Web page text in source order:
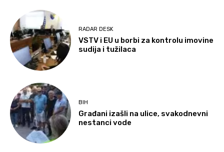
RADAR DESK
VSTV i EU u borbi za kontrolu imovine
sudija i tužilaca
BIH
Građani izašli na ulice, svakodnevni
nestanci vode